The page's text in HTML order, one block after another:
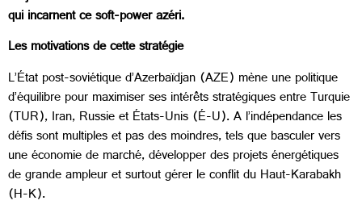
qui incarnent ce soft-power azéri.
Les motivations de cette stratégie
L’État post-soviétique d’Azerbaïdjan (AZE) mène une politique
d’équilibre pour maximiser ses intérêts stratégiques entre Turquie
(TUR), Iran, Russie et États-Unis (É-U). A l’indépendance les
défis sont multiples et pas des moindres, tels que basculer vers
une économie de marché, développer des projets énergétiques
de grande ampleur et surtout gérer le conflit du Haut-Karabakh
(H-K).